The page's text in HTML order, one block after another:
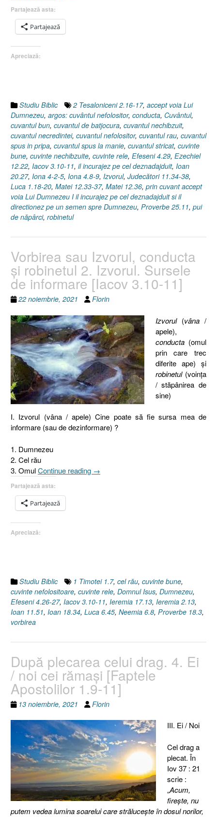
şi
care
trec
din
care
ies
diferite
cuvinte)
[Iacov
3.10-
11]”
Partajează asta:
Partajează
Apreciază:
Studiu Biblic 2 Tesaloniceni 2.16-17, accept voia Lui
Dumnezeu, argos: cuvântul nefolositor, conducta, Cuvântul,
cuvantul bun, cuvantul de batjocura, cuvantul nechibzuit,
cuvantul necredintei, cuvantul nefolositor, cuvantul rau, cuvantul
spus in pripa, cuvantul spus la manie, cuvantul stricat, cuvinte
bune, cuvinte nechibzuite, cuvinte rele, Efeseni 4.29, Ezechiel
12.22, Iacov 3.10-11, il incurajez pe cel deznadajduit, Ioan
20.27, Iona 4-2-5, Iona 4.8-9, Izvorul, Judecători 11.34-38,
Luca 1.18-20, Matei 12.33-37, Matei 12.36, prin cuvant accept
voia Lui Dumnezeu I il incurajez pe cel deznadajduit si il
directionez pe un semen spre Dumnezeu, Proverbe 25.11, pui
de năpârci, robinetul
Vorbirea sau Izvorul, conducta
şi robinetul 2. Izvorul. Sursele
de informare [Iacov 3.10-11]
22 noiembrie, 2021 Florin
Izvorul(vâna/
apele),
conducta(omul
prin care trec
diferite ape) şi
robinetul(voinţa
/ stăpânirea de
sine)
I. Izvorul (vâna / apele) Cine poate să fie sursa mea de
informare (sau de dezinformare) ?
1. Dumnezeu
2. Cel rău
3. OmulContinue reading „Vorbirea
[Iacov
3.10-
11]”
→
Partajează asta:
Partajează
Apreciază:
Studiu Biblic 1 Timotei 1.7, cel rău, cuvinte bune,
cuvinte nefolositoare, cuvinte rele, Domnul Isus, Dumnezeu,
Efeseni 4.26-27, Iacov 3.10-11, Ieremia 17.13, Ieremia 2.13,
Ioan 11.51, Ioan 18.34, Luca 6.45, Neemia 6.8, Proverbe 18.3,
vorbirea
După plecarea celui drag. 4. Ei
/ noi cei rămaşi [Faptele
Apostolilor 1.9-11]
13 noiembrie, 2021 Florin
III. Ei / Noi
Cel drag a
plecat. În
Iov 37 : 21
scrie :
„Acum,
fireşte, nu
putem vedea lumina soarelui care străluceşte în dosul norilor,